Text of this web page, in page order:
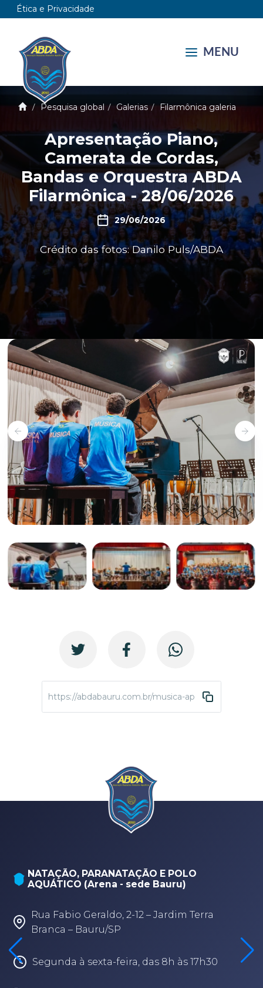
Ética e Privacidade
MENU
Pesquisa global Galerias Filarmônica galeria
Apresentação Piano,
Camerata de Cordas,
Bandas e Orquestra ABDA
Filarmônica - 28/06/2026
29/06/2026
Crédito das fotos: Danilo Puls/ABDA
https://abdabauru.com.br/musica-apresentacao-
NATAÇÃO, PARANATAÇÃO E POLO
AQUÁTICO (Arena - sede Bauru)
Rua Fabio Geraldo, 2-12 – Jardim Terra
Branca – Bauru/SP
Segunda à sexta-feira, das 8h às 17h30